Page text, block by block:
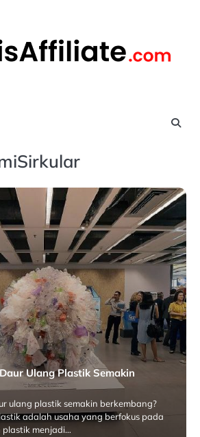
Ulang Plastik Semakin
ulang plastik semakin berkembang?
adalah usaha yang berfokus pada
plastik menjadi…